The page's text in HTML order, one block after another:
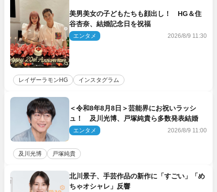
美男美女の子どもたちも顔出し！ HG＆住
谷杏奈、結婚記念日を祝福
エンタメ 2026/8/9 11:30
レイザーラモンHG インスタグラム
＜令和8年8月8日＞芸能界にお祝いラッシ
ュ！ 及川光博、戸塚純貴ら多数発表結婚
エンタメ 2026/8/9 11:00
及川光博 戸塚純貴
北川景子、手芸作品の新作に「すごい」「め
ちゃオシャレ」反響